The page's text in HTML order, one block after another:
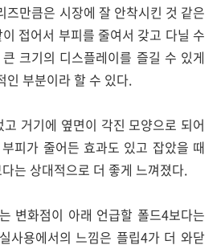
즈만큼은 시장에 잘 안착시킨 것 같은
접어서 부피를 줄여서 갖고 다닐 수
크기의 디스플레이를 즐길 수 있게
인 부분이라 할 수 있다.
거기에 옆면이 각진 모양으로 되어
피가 줄어든 효과도 있고 잡았을 때
는 상대적으로 더 좋게 느껴졌다.
변화점이 아래 언급할 폴드4보다는
사용에서의 느낌은 플립4가 더 와닫